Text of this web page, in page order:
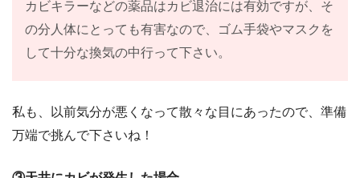
カビキラーなどの薬品はカビ退治には有効ですが、そ
の分人体にとっても有害なので、ゴム手袋やマスクを
して十分な換気の中行って下さい。
私も、以前気分が悪くなって散々な目にあったので、準備
万端で挑んで下さいね！